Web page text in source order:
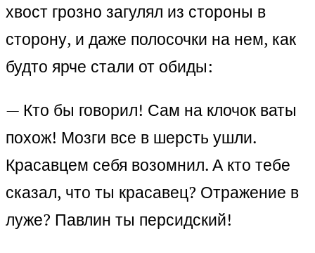
хвост грозно загулял из стороны в
сторону, и даже полосочки на нем, как
будто ярче стали от обиды:
— Кто бы говорил! Сам на клочок ваты
похож! Мозги все в шерсть ушли.
Красавцем себя возомнил. А кто тебе
сказал, что ты красавец? Отражение в
луже? Павлин ты персидский!